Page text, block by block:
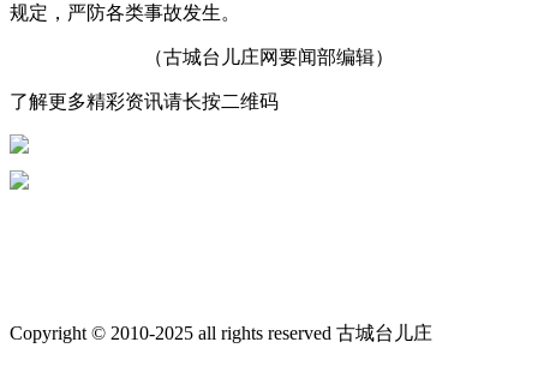
规定，严防各类事故发生。
（古城台儿庄网要闻部编辑）
了解更多精彩资讯请长按二维码
Copyright © 2010-2025 all rights reserved 古城台儿庄